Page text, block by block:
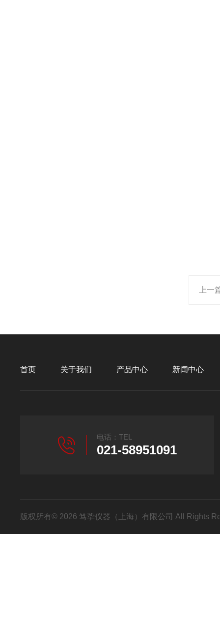
上一
首页 关于我们 产品中心 新闻中心
电话：TEL
021-58951091
版权所有© 2026 笃挚仪器（上海）有限公司 All Rights